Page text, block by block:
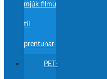
mjúk filmu
til
prentunar
PET-